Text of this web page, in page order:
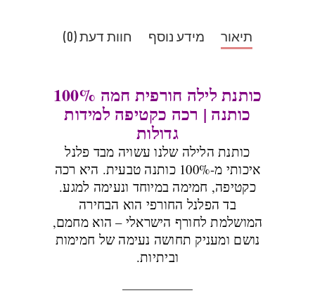
תיאור מידע נוסף חוות דעת (0)
כותנת לילה חורפית חמה 100%
כותנה | רכה כקטיפה למידות
גדולות
כותנת הלילה שלנו עשויה מבד פלנל
איכותי מ-100% כותנה טבעית. היא רכה
כקטיפה, חמימה במיוחד ונעימה למגע.
בד הפלנל החורפי הוא הבחירה
המושלמת לחורף הישראלי – הוא מחמם,
נושם ומעניק תחושה נעימה של חמימות
וביתיות.